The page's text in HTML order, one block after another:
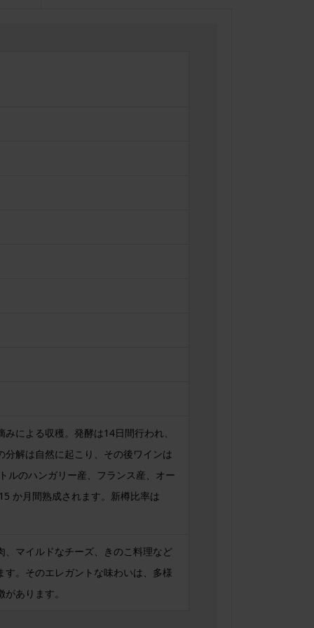
による収穫。発酵は14日間行われ、
分解は自然に起こり、その後ワインは
ルのハンガリー産、フランス産、オー
か月間熟成されます。新樽比率は
、マイルドなチーズ、きのこ料理など
す。そのエレガントな味わいは、多様
あります。